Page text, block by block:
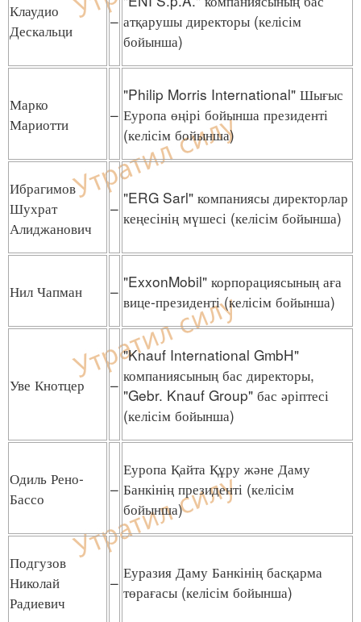
Клаудио
Дескальци
– атқарушы директоры (келісім
бойынша)
Марко
Мариотти
–
"Philip Morris International" Шығыс
Еуропа өңірі бойынша президенті
(келісім бойынша)
Ибрагимов
Шухрат
Алиджанович
–
"ERG Sarl" компаниясы директорлар
кеңесінің мүшесі (келісім бойынша)
Нил Чапман – "ExxonMobil" корпорациясының аға
вице-президенті (келісім бойынша)
Уве Кнотцер –
"Knauf International GmbH"
компаниясының бас директоры,
"Gebr. Knauf Group" бас әріптесі
(келісім бойынша)
Одиль Рено-
Бассо
–
Еуропа Қайта Құру және Даму
Банкінің президенті (келісім
бойынша)
Подгузов
Николай
Радиевич
–
Еуразия Даму Банкінің басқарма
төрағасы (келісім бойынша)